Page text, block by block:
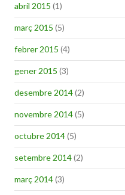
abril 2015 (1)
març 2015 (5)
febrer 2015 (4)
gener 2015 (3)
desembre 2014(2)
novembre 2014(5)
octubre 2014(5)
setembre 2014(2)
març 2014(3)